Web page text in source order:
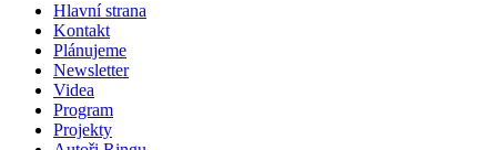
Hlavní strana
Kontakt
Plánujeme
Newsletter
Videa
Program
Projekty